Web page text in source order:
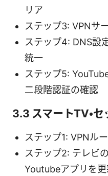
リア
ステップ3: VPNサ
ステップ4: DNS設
統一
ステップ5:
二段階認証の確認
3.3 スマートTV・
ステップ1: VPNル
ステップ2: テレビ
Youtubeアプリを